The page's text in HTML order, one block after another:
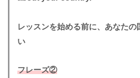
レッスンを始める前に、あなたの
い
フレーズ②